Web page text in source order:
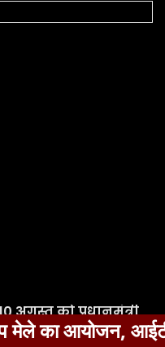
अगस्त को प्रधानमंत्री
मेले का आयोजन,
पास युवाओं